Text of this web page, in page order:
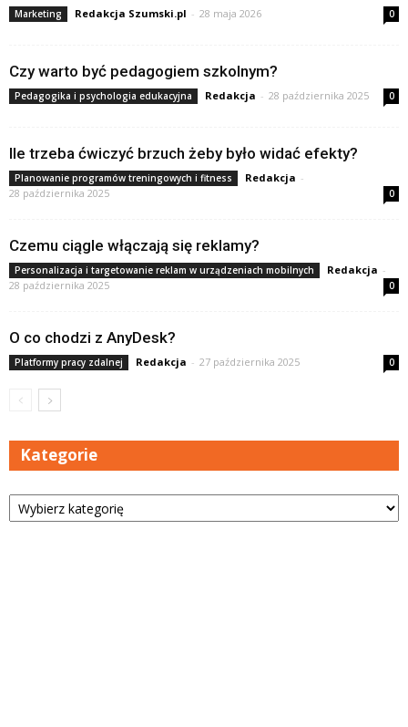
Marketing Redakcja Szumski.pl - 28 maja 2026 0
Czy warto być pedagogiem szkolnym?
Pedagogika i psychologia edukacyjna Redakcja - 28 października 2025 0
Ile trzeba ćwiczyć brzuch żeby było widać efekty?
Planowanie programów treningowych i fitness Redakcja -
28 października 2025
0
Czemu ciągle włączają się reklamy?
Personalizacja i targetowanie reklam w urządzeniach mobilnych Redakcja -
28 października 2025
0
O co chodzi z AnyDesk?
Platformy pracy zdalnej Redakcja - 27 października 2025 0
Kategorie
Kategorie